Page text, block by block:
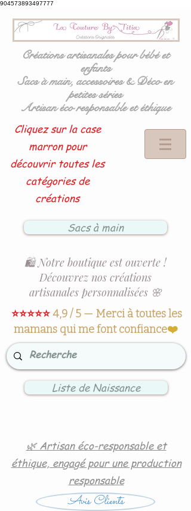
904573893497777
Créations artisanales pour bébé et
enfants
Sacs à main, accessoires & Déco en
petites séries
Artisan éco responsable et éthique
Cliquez sur la case
marron pour
découvrir toutes les
catégories de
créations
Sacs à main
🛍️ Notre boutique est ouverte !
Découvrez nos créations
artisanales personnalisées 🌸
⭐⭐⭐⭐⭐4,9 / 5 — Merci à toutes les
mamans qui me font confiance❤️
Liste de Naissance
🌿 Artisan éco-responsable et
éthique, engagé pour une production
responsable
Avis Clients